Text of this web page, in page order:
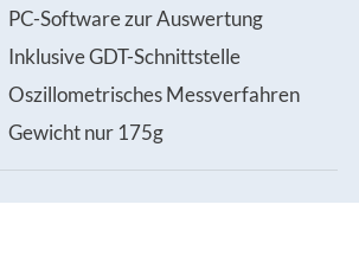
PC-Software zur Auswertung
Inklusive GDT-Schnittstelle
Oszillometrisches Messverfahren
Gewicht nur 175g